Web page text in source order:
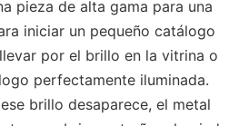
pieza de alta gama para una
iniciar un pequeño catálogo
por el brillo en la vitrina o
perfectamente iluminada.
brillo desaparece, el metal